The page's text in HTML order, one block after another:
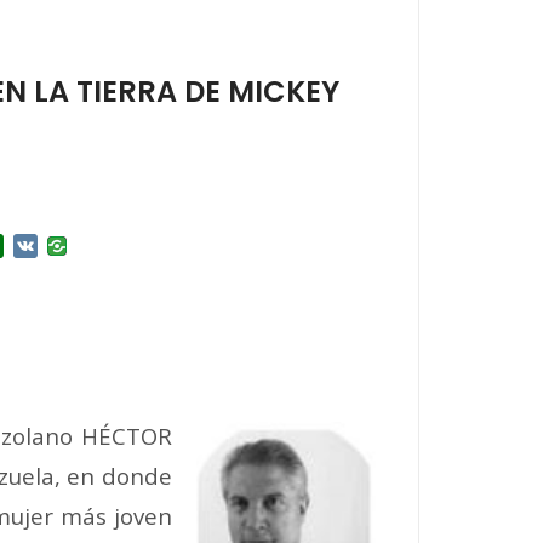
LA TIERRA DE MICKEY
Douban
VK
HÉCTOR
en donde
más joven